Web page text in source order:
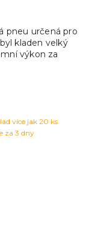
více jak 20 ks
za 3 dny
pneu určená pro
kladen velký
výkon za